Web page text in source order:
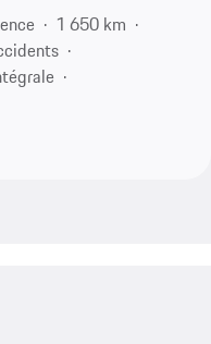
1 650 km